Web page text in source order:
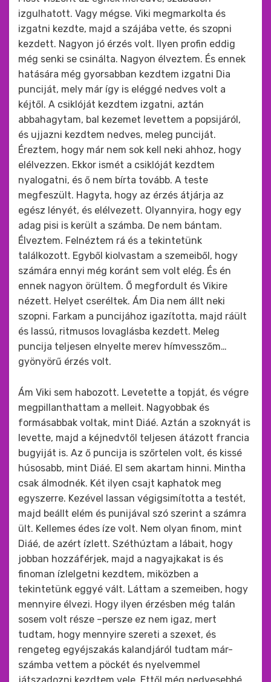
izgulhatott. Vagy mégse. Viki megmarkolta és
izgatni kezdte, majd a szájába vette, és szopni
kezdett. Nagyon jó érzés volt. Ilyen profin eddig
még senki se csinálta. Nagyon élveztem. És ennek
hatására még gyorsabban kezdtem izgatni Dia
punciját, mely már így is eléggé nedves volt a
kéjtől. A csiklóját kezdtem izgatni, aztán
abbahagytam, bal kezemet levettem a popsijáról,
és ujjazni kezdtem nedves, meleg punciját.
Éreztem, hogy már nem sok kell neki ahhoz, hogy
elélvezzen. Ekkor ismét a csiklóját kezdtem
nyalogatni, és ő nem bírta tovább. A teste
megfeszült. Hagyta, hogy az érzés átjárja az
egész lényét, és elélvezett. Olyannyira, hogy egy
adag pisi is került a számba. De nem bántam.
Élveztem. Felnéztem rá és a tekintetünk
találkozott. Egyből kiolvastam a szemeiből, hogy
számára ennyi még koránt sem volt elég. És én
ennek nagyon örültem. Ő megfordult és Vikire
nézett. Helyet cseréltek. Ám Dia nem állt neki
szopni. Farkam a puncijához igazította, majd ráült
és lassú, ritmusos lovaglásba kezdett. Meleg
puncija teljesen elnyelte merev hímvesszőm…
gyönyörű érzés volt.
Ám Viki sem habozott. Levetette a topját, és végre
megpillanthattam a melleit. Nagyobbak és
formásabbak voltak, mint Diáé. Aztán a szoknyát is
levette, majd a kéjnedvtől teljesen átázott francia
bugyiját is. Az ő puncija is szőrtelen volt, és kissé
húsosabb, mint Diáé. El sem akartam hinni. Mintha
csak álmodnék. Két ilyen csajt kaphatok meg
egyszerre. Kezével lassan végigsimította a testét,
majd beállt elém és punijával szó szerint a számra
ült. Kellemes édes íze volt. Nem olyan finom, mint
Diáé, de azért ízlett. Széthúztam a lábait, hogy
jobban hozzáférjek, majd a nagyajkakat is és
finoman ízlelgetni kezdtem, miközben a
tekintetünk eggyé vált. Láttam a szemeiben, hogy
mennyire élvezi. Hogy ilyen érzésben még talán
sosem volt része –persze ez nem igaz, mert
tudtam, hogy mennyire szereti a szexet, és
rengeteg egyéjszakás kalandjáról tudtam már-
számba vettem a pöckét és nyelvemmel